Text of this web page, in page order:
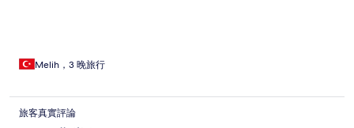
Melih，3 晚旅行
旅客真實評論